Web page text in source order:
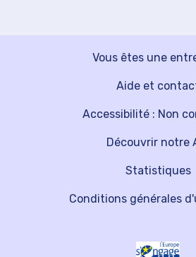
Vous êtes une
Découvrir notre
Aide et
Statistiques
Accessibilité : Non
Conditions générales